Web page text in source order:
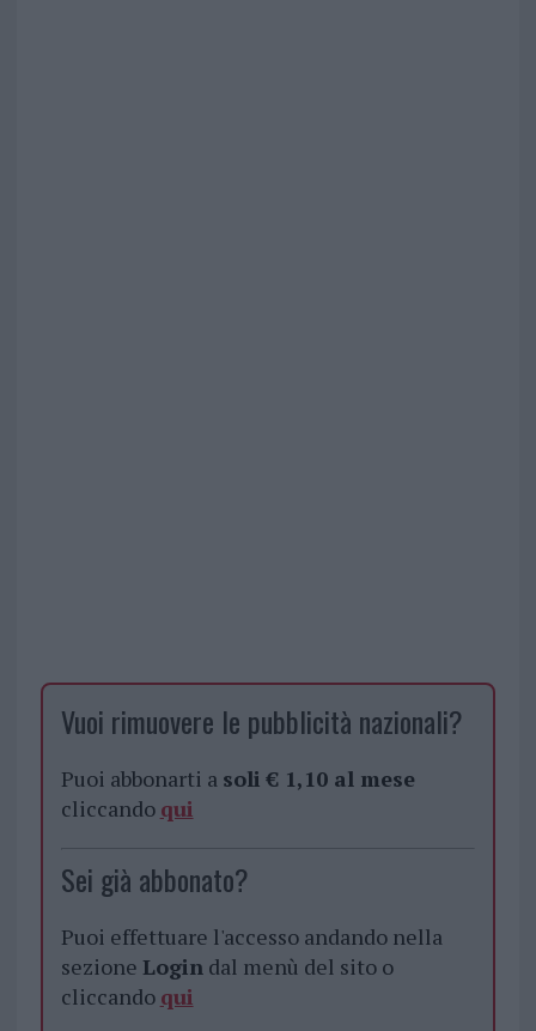
Vuoi rimuovere le pubblicità nazionali?
Puoi abbonarti a soli € 1,10 al mese
cliccando qui
Sei già abbonato?
Puoi effettuare l'accesso andando nella
sezione Logindal menù del sito o
cliccando qui